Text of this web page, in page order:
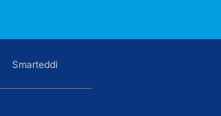
Smarteddi